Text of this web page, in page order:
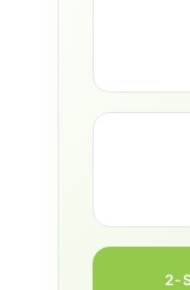
2-